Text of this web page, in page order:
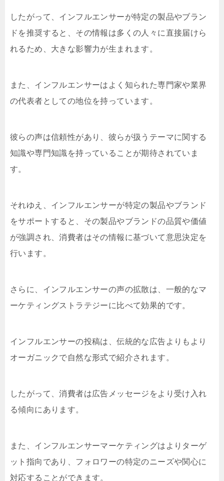
したがって、インフルエンサーが特定の製品やブラン
ドを推奨すると、その情報は多くの人々に直接届けら
れるため、大きな影響力が生まれます。
また、インフルエンサーはよく知られた専門家や業界
の代表者としての地位を持っています。
彼らの声は信頼性があり、彼らが扱うテーマに関する
知識や専門知識を持っていることが期待されていま
す。
それゆえ、インフルエンサーが特定の製品やブランド
をサポートすると、その製品やブランドの品質や価値
が強調され、消費者はその情報に基づいて意思決定を
行います。
さらに、インフルエンサーの声の拡散は、一般的なマ
ーケティングストラテジーに比べて効果的です。
インフルエンサーの投稿は、伝統的な広告よりもより
オーガニックで自然な形式で紹介されます。
したがって、消費者は広告メッセージをより受け入れ
る傾向にあります。
また、インフルエンサーマーケティングはよりターゲ
ット指向であり、フォロワーの特定のニーズや関心に
対応することができます。